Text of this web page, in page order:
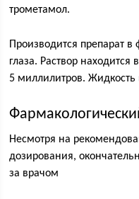
трометамол.
Производится препарат
глаза. Раствор находится
5 миллилитров. Жидкость
Несмотря на
дозирования,
за врачом